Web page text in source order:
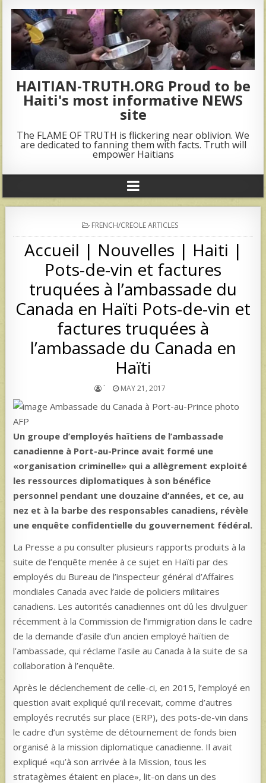
HAITIAN-TRUTH.ORG Proud to be
Haiti's most informative NEWS
site
The FLAME OF TRUTH is flickering near oblivion. We
are dedicated to fanning them with facts. Truth will
empower Haitians
POSTED
IN
FRENCH/CREOLE ARTICLES
Accueil | Nouvelles | Haiti |
Pots-de-vin et factures
truquées à l’ambassade du
Canada en Haïti Pots-de-vin et
factures truquées à
l’ambassade du Canada en
Haïti
` MAY 21, 2017
Ambassade du Canada à Port-au-Prince photo
AFP
Un groupe d’employés haïtiens de l’ambassade
canadienne à Port-au-Prince avait formé une
«organisation criminelle» qui a allègrement exploité
les ressources diplomatiques à son bénéfice
personnel pendant une douzaine d’années, et ce, au
nez et à la barbe des responsables canadiens, révèle
une enquête confidentielle du gouvernement fédéral.
La Presse a pu consulter plusieurs rapports produits à la
suite de l’enquête menée à ce sujet en Haïti par des
employés du Bureau de l’inspecteur général d’Affaires
mondiales Canada avec l’aide de policiers militaires
canadiens. Les autorités canadiennes ont dû les divulguer
récemment à la Commission de l’immigration dans le cadre
de la demande d’asile d’un ancien employé haïtien de
l’ambassade, qui réclame l’asile au Canada à la suite de sa
collaboration à l’enquête.
Après le déclenchement de celle-ci, en 2015, l’employé en
question avait expliqué qu’il recevait, comme d’autres
employés recrutés sur place (ERP), des pots-de-vin dans
le cadre d’un système de détournement de fonds bien
organisé à la mission diplomatique canadienne. Il avait
expliqué «qu’à son arrivée à la Mission, tous les
stratagèmes étaient en place», lit-on dans un des